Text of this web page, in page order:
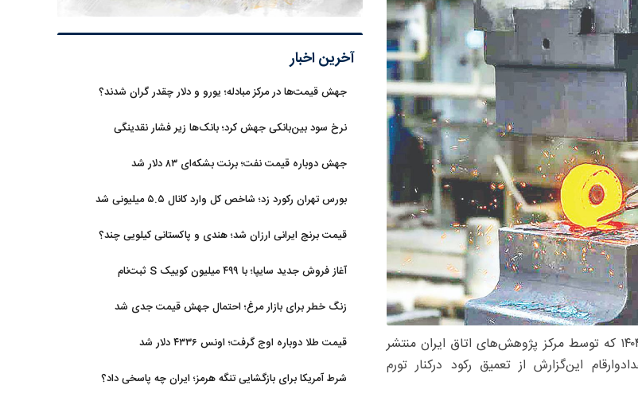
– گزارش جدید شاخص مدیران خرید(شامخ) مربوط به‌دی‌ماه۱۴۰۴ که توسط مرکز پژوهش‌های اتاق ایران منتشر
این‌گزارش از تعمیق رکود درکنار تورم
آخرین اخبار
جهش قیمت‌ها در مرکز مبادله؛ یورو و دلار چقدر گران شدند؟
نرخ سود بین‌بانکی جهش کرد؛ بانک‌ها زیر فشار نقدینگی
جهش دوباره قیمت نفت؛ برنت بشکه‌ای ۸۳ دلار شد
بورس تهران رکورد زد؛ شاخص کل وارد کانال ۵.۵ میلیونی شد
قیمت برنج ایرانی ارزان شد؛ هندی و پاکستانی کیلویی چند؟
آغاز فروش جدید سایپا؛ با ۴۹۹ میلیون کوییک S ثبت‌نام
زنگ خطر برای بازار مرغ؛ احتمال جهش قیمت جدی شد
قیمت طلا دوباره اوج گرفت؛ اونس ۴۳۳۶ دلار شد
شرط آمریکا برای بازگشایی تنگه هرمز؛ ایران چه پاسخی داد؟